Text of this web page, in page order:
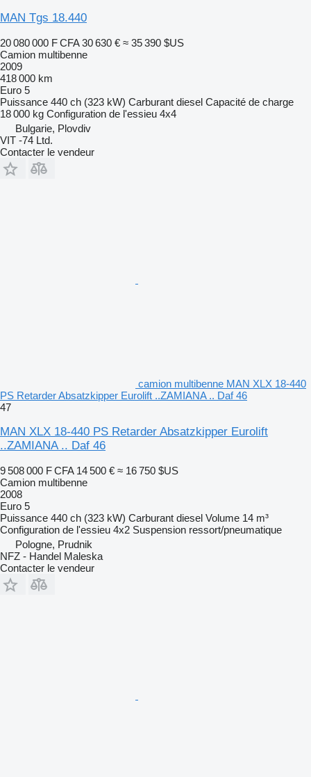
MAN Tgs 18.440
20 080 000 F CFA 30 630 € ≈ 35 390 $US
Camion multibenne
2009
418 000 km
Euro 5
Puissance 440 ch (323 kW) Carburant diesel Capacité de charge
18 000 kg Configuration de l'essieu 4x4
Bulgarie, Plovdiv
VIT -74 Ltd.
Contacter le vendeur
camion multibenne MAN XLX 18-440
PS Retarder Absatzkipper Eurolift ..ZAMIANA .. Daf 46
47
MAN XLX 18-440 PS Retarder Absatzkipper Eurolift
..ZAMIANA .. Daf 46
9 508 000 F CFA 14 500 € ≈ 16 750 $US
Camion multibenne
2008
Euro 5
Puissance 440 ch (323 kW) Carburant diesel Volume 14 m³
Configuration de l'essieu 4x2 Suspension ressort/pneumatique
Pologne, Prudnik
NFZ - Handel Maleska
Contacter le vendeur